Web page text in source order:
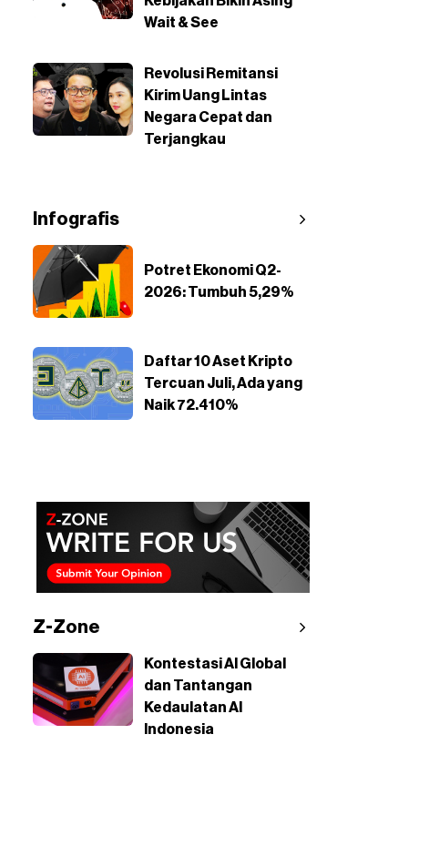
Wait & See
Revolusi Remitansi
Kirim Uang Lintas
Negara Cepat dan
Terjangkau
Infografis
Potret Ekonomi Q2-
2026: Tumbuh 5,29%
Daftar 10 Aset Kripto
Tercuan Juli, Ada yang
Naik 72.410%
Z-Zone
Kontestasi AI Global
dan Tantangan
Kedaulatan AI
Indonesia